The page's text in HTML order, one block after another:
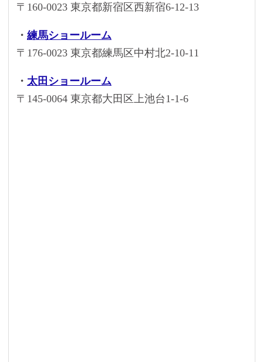
〒160-0023 東京都新宿区西新宿6-12-13
・ 練馬ショールーム
〒176-0023 東京都練馬区中村北2-10-11
・ 太田ショールーム
〒145-0064 東京都大田区上池台1-1-6